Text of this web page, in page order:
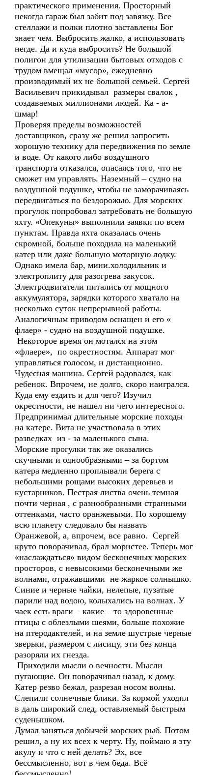
практического применения. Просторный
некогда гараж был забит под завязку. Все
стеллажи и полки плотно заставлены Бог
знает чем. Выбросить жалко, а использовать
негде. Да и куда выбросить? Не большой
полигон для утилизации бытовых отходов с
трудом вмещал «мусор», ежедневно
производимый их не большой семьей. Сергей
Васильевич прикидывал размеры свалок ,
создаваемых миллионами людей. Ка - а-
шмар!
Проверяя пределы возможностей
доставщиков, сразу же решил запросить
хорошую технику для передвижения по земле
и воде. От какого либо воздушного
транспорта отказался, опасаясь того, что не
сможет им управлять. Наземный – судно на
воздушной подушке, чтобы не заморачиваясь
передвигаться по бездорожью. Для морских
прогулок попробовал затребовать не большую
яхту. «Опекуны» выполнили заявки по всем
пунктам. Правда яхта оказалась очень
скромной, больше походила на маленький
катер или даже большую моторную лодку.
Однако имела бар, мини.холодильник и
электроплиту для разогрева закусок.
Электродвигатели питались от мощного
аккумулятора, зарядки которого хватало на
несколько суток непрерывной работы.
Аналогичным приводом оснащен и его «
флаер» - судно на воздушной подушке.
Некоторое время он мотался на этом
«флаере», по окрестностям. Аппарат мог
управляться голосом, и дистанционно.
Чудесная машина. Сергей радовался, как
ребенок. Впрочем, не долго, скоро наигрался.
Куда ему ездить и для чего? Изучил
окрестности, не нашел ни чего интересного.
Предпринимал длительные морские походы
на катере. Вита не участвовала в этих
разведках из - за маленького сына.
Морские прогулки так же оказались
скучными и однообразными – за бортом
катера медленно проплывали берега с
небольшими рощами высоких деревьев и
кустарников. Пестрая листва очень темная
почти черная , с разнообразными странными
оттенками, часто оранжевыми. По хорошему
всю планету следовало бы назвать
Оранжевой, а, впрочем, все равно. Сергей
круто поворачивал, брал мористее. Теперь мог
«наслаждаться» видом бесконечных морских
просторов, с невысокими бесконечными же
волнами, отражавшими не жаркое солнышко.
Синие и черные чайки, нелепые, пузатые
парили над водою, колыхались на волнах. У
чаек есть враги – какие – то здоровенные
птицы с облезлыми шеями, больше похожие
на птеродактелей, и на земле шустрые черные
зверьки, размером с лисицу, эти без конца
разоряли их гнезда.
Приходили мысли о вечности. Мысли
пугающие. Он поворачивал назад, к дому.
Катер резво бежал, разрезая носом волны.
Слепили солнечные блики. За кормой уходил
в даль широкий след, оставляемый быстрым
суденышком.
Думал заняться добычей морских рыб. Потом
решил, а ну их всех к черту. Ну, поймаю я эту
акулу и что с ней делать? Эх, все
бессмысленно, вот в чем беда. Всё